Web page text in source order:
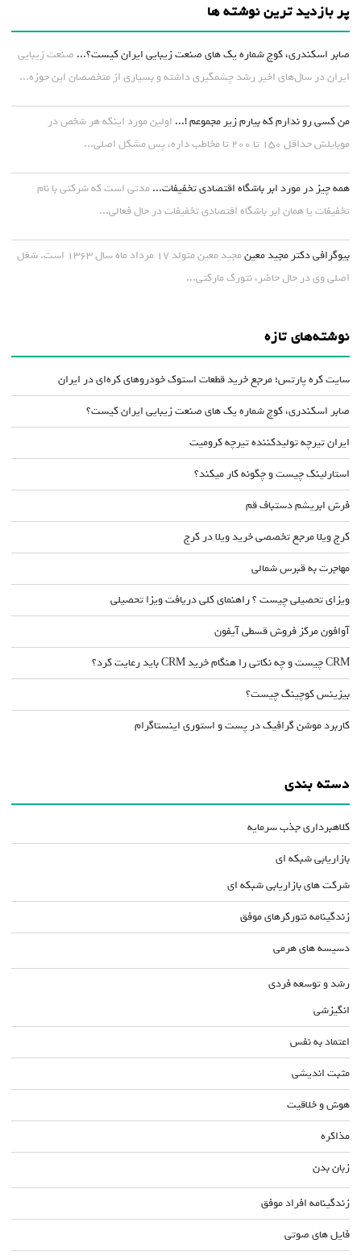
پر بازدید ترین نوشته ها
صابر اسکندری، کوچ شماره یک های صنعت زیبایی ایران کیست؟... صنعت زیبایی
ایران در سال‌های اخیر رشد چشمگیری داشته و بسیاری از متخصصان این حوزه...
من کسی رو ندارم که بیارم زیر مجموعم !... اولین مورد اینکه هر شخص در
موبایلش حداقل ۱۵۰ تا ۲۰۰ تا مخاطب داره، پس مشکل اصلی...
همه چیز در مورد ابر باشگاه اقتصادی تخفیفات... مدتی است که شرکتی با نام
تخفیفات یا همان ابر باشگاه اقتصادی تخفیفات در حال فعالی...
بیوگرافی دکتر مجید معین
مجید معین متولد ۱۷ مرداد ماه سال ۱۳۶۳ است. شغل
اصلی وی در حال حاضر، نتورک مارکتی...
نوشته‌های تازه
سایت کره پارتس؛ مرجع خرید قطعات استوک خودروهای کره‌ای در ایران
صابر اسکندری، کوچ شماره یک های صنعت زیبایی ایران کیست؟
ایران تیرچه تولیدکننده تیرچه کرومیت
استارلینک چیست و چگونه کار میکند؟
فرش ابریشم دستباف قم
کرج ویلا مرجع تخصصی خرید ویلا در کرج
مهاجرت به قبرس شمالی
ویزای تحصیلی چیست ؟ راهنمای کلی دریافت ویزا تحصیلی
آوافون مرکز فروش قسطی آیفون
CRM چیست و چه نکاتی را هنگام خرید CRM باید رعایت کرد؟
بیزینس کوچینگ چیست؟
کاربرد موشن گرافیک در پست و استوری اینستاگرام
دسته بندی
کلاهبرداری جذب سرمایه
بازاریابی شبکه ای
شرکت های بازاریابی شبکه ای
زندگینامه نتورکرهای موفق
دسیسه های هرمی
رشد و توسعه فردی
انگیزشی
اعتماد به نفس
مثبت اندیشی
هوش و خلاقیت
مذاکره
زبان بدن
زندگینامه افراد موفق
فایل های صوتی